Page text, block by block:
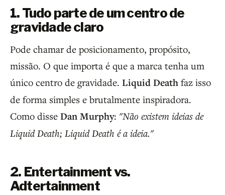
1. Tudo parte de um centro de
gravidade claro
Pode chamar de posicionamento, propósito,
missão. O que importa é que a marca tenha um
único centro de gravidade. Liquid Death faz isso
de forma simples e brutalmente inspiradora.
Como disse Dan Murphy: "Não existem ideias de
Liquid Death; Liquid Death é a ideia."
2. Entertainment vs.
Adtertainment